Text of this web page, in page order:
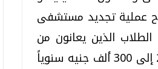
عملية تجديد مستشفى
الطلاب الذين يعانون من
أمراض مزمنة مشيراً إلى أن تلك الحالات تكلف ميزانية الجامعة من 200 إلى 300 ألف جنيه سنوياً